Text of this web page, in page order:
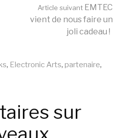
Article suivant EMTEC
vient de nous faire un
joli cadeau !
, Electronic Arts, partenaire,
sur